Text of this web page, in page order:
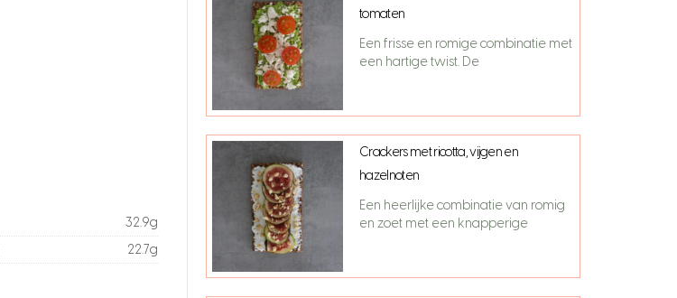
32.9g
22.7g
tomaten
Een frisse en romige combinatie met
een hartige twist. De
Crackers met ricotta, vijgen en
hazelnoten
Een heerlijke combinatie van romig
en zoet met een knapperige